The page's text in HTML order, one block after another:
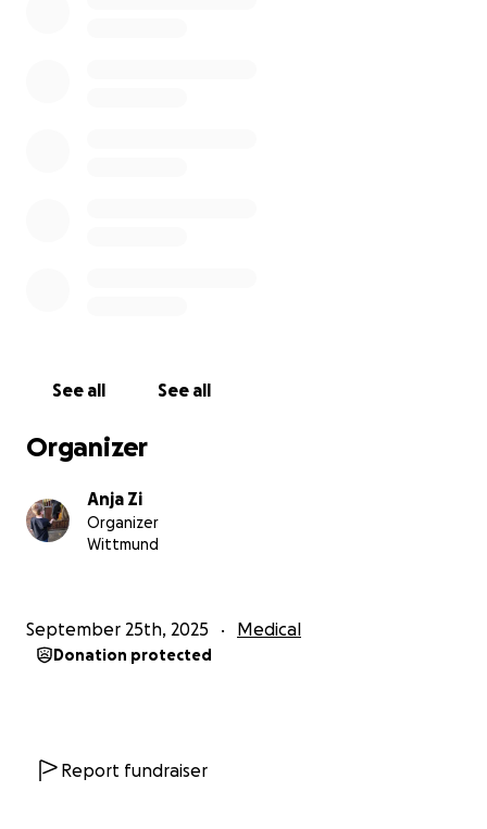
See all See all
Organizer
Anja Zi
Organizer
Wittmund
September 25th, 2025 Medical
Donation protected
Report fundraiser